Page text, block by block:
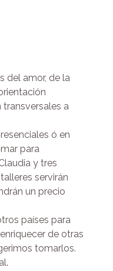
del amor, de la
a
ó en
para
y tres
servirán
un precio
países para
de otras
tomarlos.